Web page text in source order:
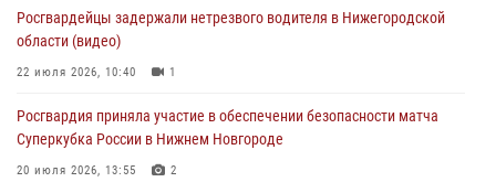
Росгвардейцы задержали нетрезвого водителя в Нижегородской
области (видео)
22 июля 2026, 10:40 1
Росгвардия приняла участие в обеспечении безопасности матча
Суперкубка России в Нижнем Новгороде
20 июля 2026, 13:55 2